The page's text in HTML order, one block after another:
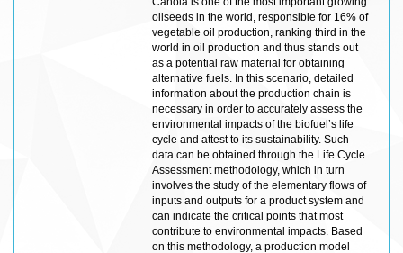
oilseeds in the world, responsible for 16% of
vegetable oil production, ranking third in the
world in oil production and thus stands out
as a potential raw material for obtaining
alternative fuels. In this scenario, detailed
information about the production chain is
necessary in order to accurately assess the
environmental impacts of the biofuel’s life
cycle and attest to its sustainability. Such
data can be obtained through the Life Cycle
Assessment methodology, which in turn
involves the study of the elementary flows of
inputs and outputs for a product system and
can indicate the critical points that most
contribute to environmental impacts. Based
on this methodology, a production model